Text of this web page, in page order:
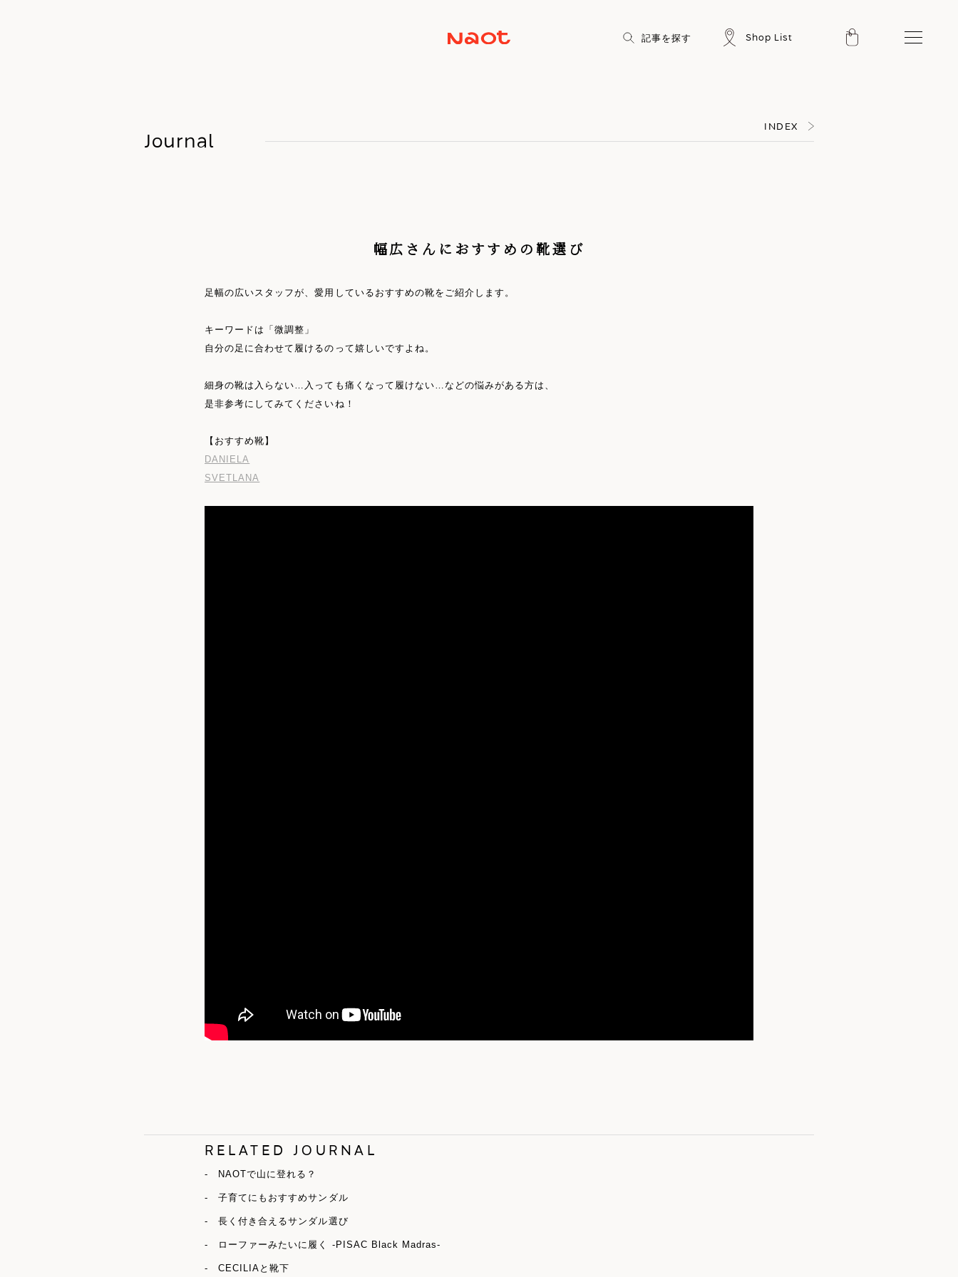
記事を探す Shop List
Journal
INDEX
幅広さんにおすすめの靴選び
足幅の広いスタッフが、愛用しているおすすめの靴をご紹介します。
キーワードは「微調整」
自分の足に合わせて履けるのって嬉しいですよね。
細身の靴は入らない…入っても痛くなって履けない…などの悩みがある方は、
是非参考にしてみてくださいね！
【おすすめ靴】
DANIELA
SVETLANA
RELATED JOURNAL
- NAOTで山に登れる？
- 子育てにもおすすめサンダル
- 長く付き合えるサンダル選び
- ローファーみたいに履く -PISAC Black Madras-
- CECILIAと靴下